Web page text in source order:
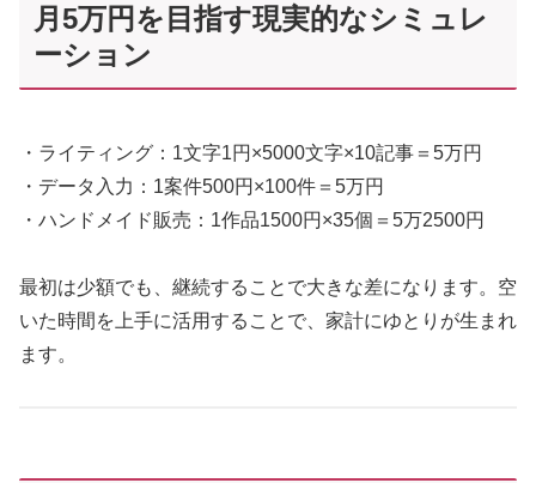
月5万円を目指す現実的なシミュレ
ーション
・ライティング：1文字1円×5000文字×10記事＝5万円
・データ入力：1案件500円×100件＝5万円
・ハンドメイド販売：1作品1500円×35個＝5万2500円
最初は少額でも、継続することで大きな差になります。空
いた時間を上手に活用することで、家計にゆとりが生まれ
ます。